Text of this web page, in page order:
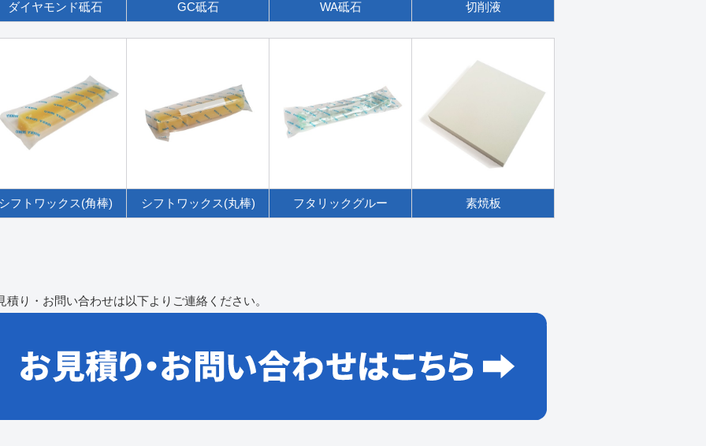
ダイヤモンド砥石 GC砥石 WA砥石 切削液
フトワックス(角棒) シフトワックス(丸棒) フタリックグルー 素焼板
積り・お問い合わせは以下よりご連絡ください。